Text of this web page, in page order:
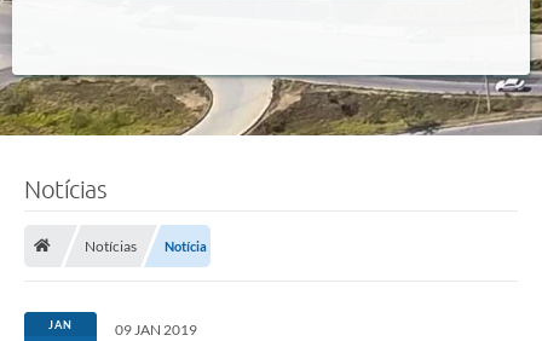
Notícias
Notícias Notícia
JAN 09 JAN 2019